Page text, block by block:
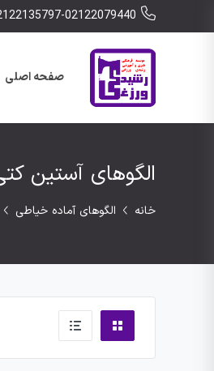
02122079440
صفحه اصلی
الگوهای آستین
خانه الگوهای آماده خیاطی